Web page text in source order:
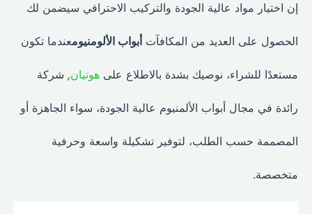
إن اختيار مواد عالية الجودة والتركيب الاحترافي سيضمن لك
الحصول على العديد من المكافآتأبواب الألومنيومعندما تكون
مستعدًا للشراء، نوصيك بشدة بالاطلاع على هوتيان,شركة
رائدة في مجال أبواب الألمنيوم عالية الجودة، سواء الجاهزة أو
المصممة حسب الطلب، لتوفير تشكيلة واسعة وحرفية
متخصصة.